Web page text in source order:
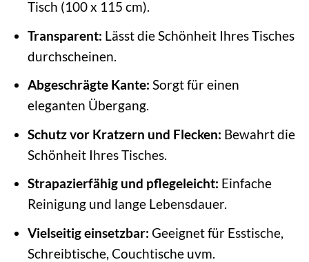
Tisch (100 x 115 cm).
Transparent: Lässt die Schönheit Ihres Tisches
durchscheinen.
Abgeschrägte Kante: Sorgt für einen
eleganten Übergang.
Schutz vor Kratzern und Flecken: Bewahrt die
Schönheit Ihres Tisches.
Strapazierfähig und pflegeleicht: Einfache
Reinigung und lange Lebensdauer.
Vielseitig einsetzbar: Geeignet für Esstische,
Schreibtische, Couchtische uvm.